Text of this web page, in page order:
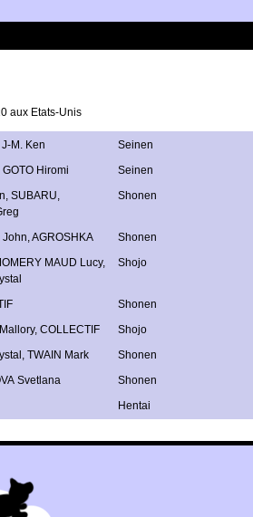
aux Etats-Unis
M. Ken Seinen
GOTO Hiromi Seinen
SUBARU Shonen
John AGROSHKA Shonen
MAUD Lucy,
Shojo
Shonen
, COLLECTIF Shojo
TWAIN Mark Shonen
Svetlana Shonen
Hentai